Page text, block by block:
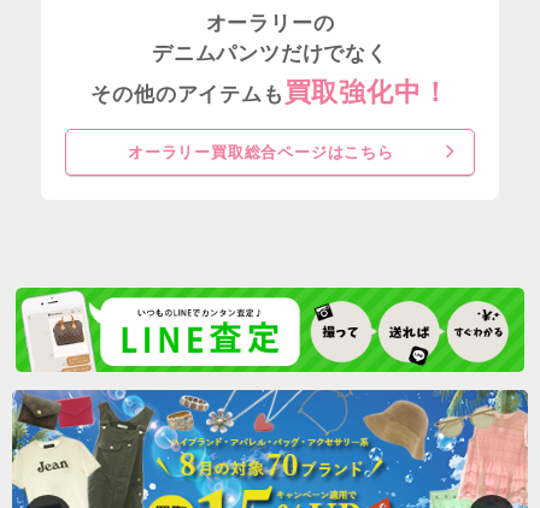
オーラリーの
デニムパンツだけでなく
その他のアイテムも 買取強化中！
オーラリー買取総合ページはこちら